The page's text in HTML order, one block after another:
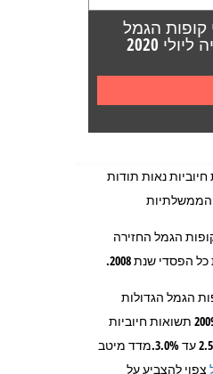
קופות הגמל
2020
חיוביות נאות תודות
הגמל החזירה
שנת 2008.
הגמל הגדולות
צפויות להציג ביוני 2009 תשואות חיוביות
נאות בטווח של כ-2.5% עד 3.0%.מדד מיטב
צפוי להצביע על